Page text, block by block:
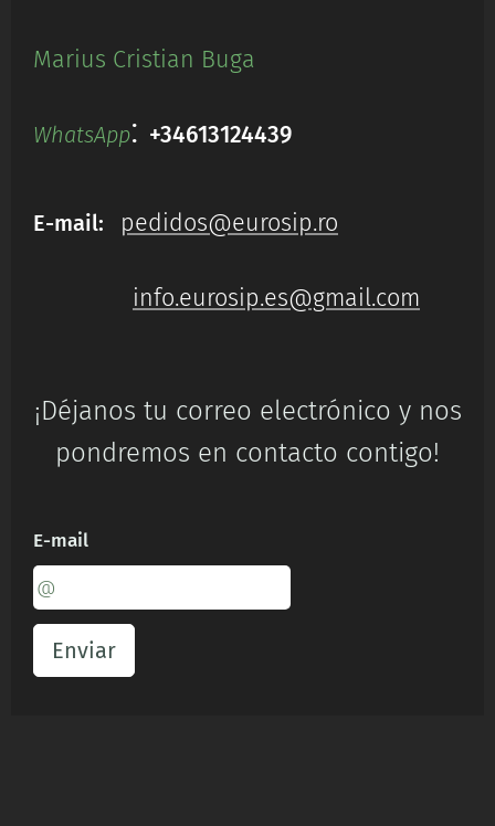
Marius Cristian Buga
WhatsApp: +34613124439
E-mail: pedidos@eurosip.ro
info.eurosip.es@gmail.com
¡Déjanos tu correo electrónico y nos
pondremos en contacto contigo!
E-mail
Enviar